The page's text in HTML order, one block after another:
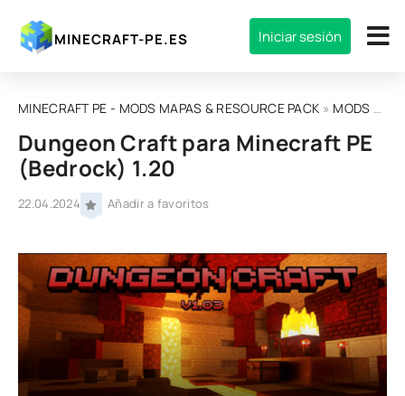
MINECRAFT-PE.ES Iniciar sesión
MINECRAFT PE - MODS MAPAS & RESOURCE PACK » MODS
Dungeon Craft para Minecraft PE
(Bedrock) 1.20
22.04.2024 Añadir a favoritos